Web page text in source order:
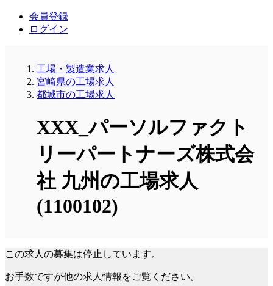
会員登録
ログイン
工場・製造業求人
宮崎県の工場求人
都城市の工場求人
XXX_パーソルファクト
リーパートナーズ株式会
社 九州の工場求人
(1100102)
この求人の募集は停止しています。
お手数ですが他の求人情報をご覧ください。